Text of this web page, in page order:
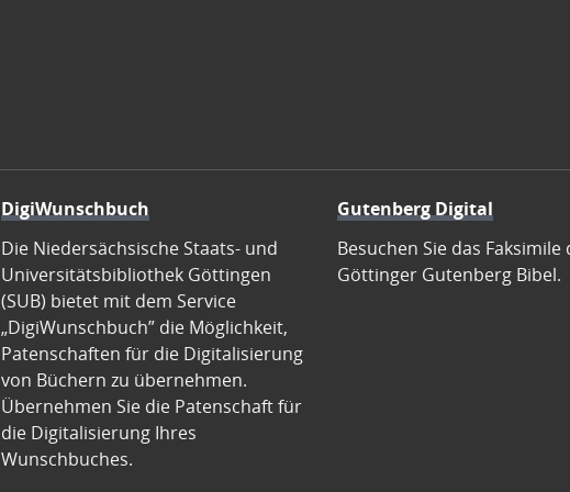
DigiWunschbuch
Die Niedersächsische Staats- und
Universitätsbibliothek Göttingen
(SUB) bietet mit dem Service
„DigiWunschbuch” die Möglichkeit,
Patenschaften für die Digitalisierung
von Büchern zu übernehmen.
Übernehmen Sie die Patenschaft für
die Digitalisierung Ihres
Wunschbuches.
Gutenberg Digital
Besuchen Sie das Faksimile
Göttinger Gutenberg Bibel.